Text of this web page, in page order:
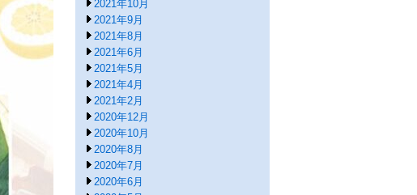
2021年10月
2021年9月
2021年8月
2021年6月
2021年5月
2021年4月
2021年2月
2020年12月
2020年10月
2020年8月
2020年7月
2020年6月